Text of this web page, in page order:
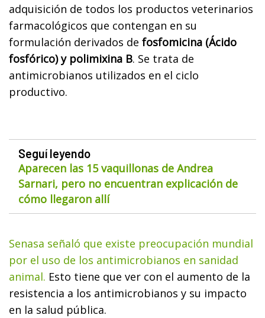
adquisición de todos los productos veterinarios
farmacológicos que contengan en su
formulación derivados de fosfomicina (Ácido
fosfórico) y polimixina B. Se trata de
antimicrobianos utilizados en el ciclo
productivo.
Seguí leyendo
Aparecen las 15 vaquillonas de Andrea
Sarnari, pero no encuentran explicación de
cómo llegaron allí
Senasa señaló que existe preocupación mundial
por el uso de los antimicrobianos en sanidad
animal. Esto tiene que ver con el aumento de la
resistencia a los antimicrobianos y su impacto
en la salud pública.